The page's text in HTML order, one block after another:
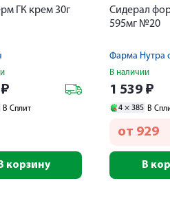
ГК крем 30г
₽
В Сплит
корзину
Сидерал
595мг №20
Фарма Нутра
В наличии
1 539 ₽
4 × 385 В
от 929
В